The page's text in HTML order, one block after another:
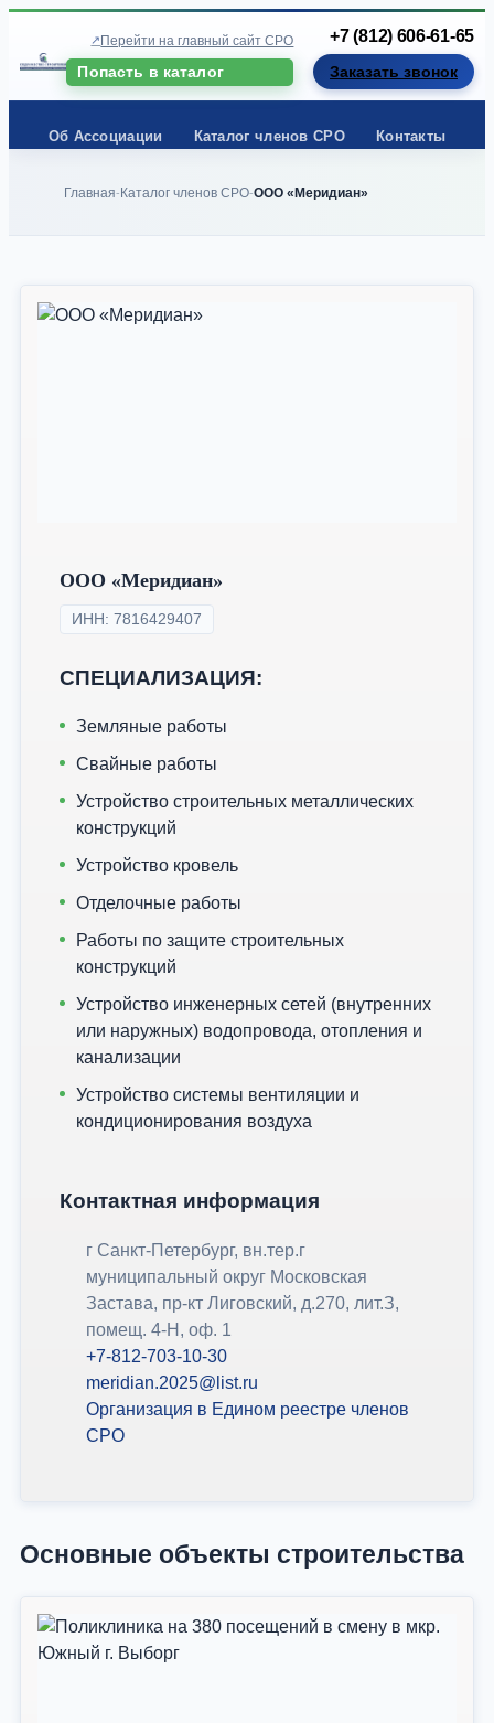
Перейти на главный сайт СРО
Попасть в каталог
+7 (812) 606-61-65
Заказать звонок
Об Ассоциации Каталог членов СРО Контакты
Главная- Каталог членов СРО-ООО «Меридиан»
ООО «Меридиан»
ИНН: 7816429407
СПЕЦИАЛИЗАЦИЯ:
Земляные работы
Свайные работы
Устройство строительных металлических
конструкций
Устройство кровель
Отделочные работы
Работы по защите строительных
конструкций
Устройство инженерных сетей (внутренних
или наружных) водопровода, отопления и
канализации
Устройство системы вентиляции и
кондиционирования воздуха
Контактная информация
г Санкт-Петербург, вн.тер.г
муниципальный округ Московская
Застава, пр-кт Лиговский, д.270, лит.З,
помещ. 4-Н, оф. 1
+7-812-703-10-30
meridian.2025@list.ru
Организация в Едином реестре членов
СРО
Основные объекты строительства